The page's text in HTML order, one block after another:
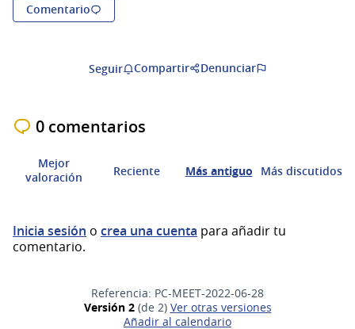
Comentario
Seguir Compartir Denunciar
0 comentarios
Mejor
valoración
Reciente Más antiguo Más discutidos
Inicia sesión o crea una cuenta para añadir tu
comentario.
Referencia: PC-MEET-2022-06-28
Versión 2(de 2)
ver otras versiones
Añadir al calendario